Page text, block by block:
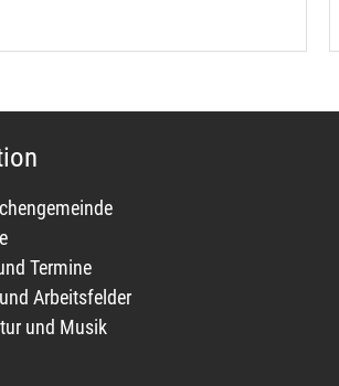
Termine
Arbeitsfelder
und Musik